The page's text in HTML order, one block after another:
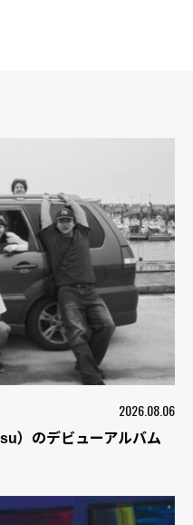
2026.08.06
）のデビューアルバム